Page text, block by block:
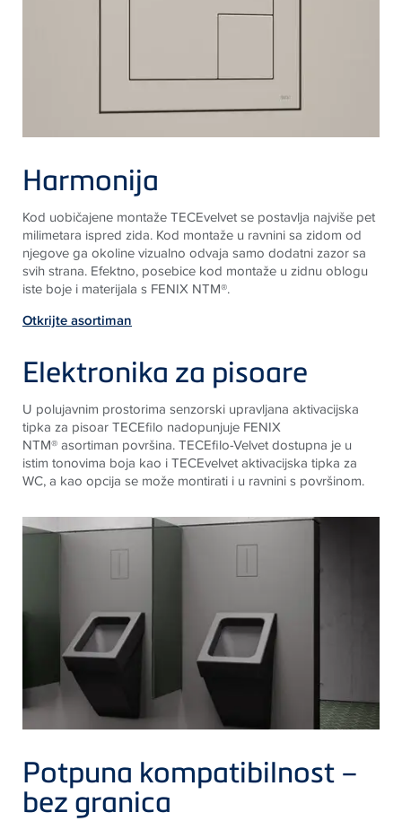
Harmonija
Kod uobičajene montaže TECEvelvet se postavlja najviše pet
milimetara ispred zida. Kod montaže u ravnini sa zidom od
njegove ga okoline vizualno odvaja samo dodatni zazor sa
svih strana. Efektno, posebice kod montaže u zidnu oblogu
iste boje i materijala s FENIX NTM®.
Otkrijte asortiman
Elektronika za pisoare
U polujavnim prostorima senzorski upravljana aktivacijska
tipka za pisoar TECEfilo nadopunjuje FENIX
NTM® asortiman površina. TECEfilo-Velvet dostupna je u
istim tonovima boja kao i TECEvelvet aktivacijska tipka za
WC, a kao opcija se može montirati i u ravnini s površinom.
Potpuna kompatibilnost –
bez granica